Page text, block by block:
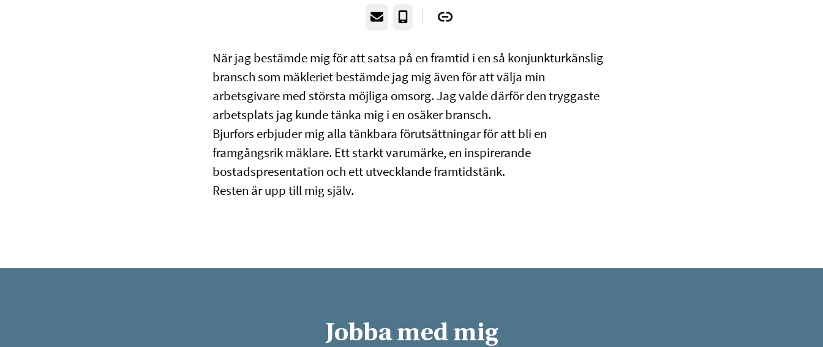
E-postTelefon
När jag bestämde mig för att satsa på en framtid i en så konjunkturkänslig
bransch som mäkleriet bestämde jag mig även för att välja min
arbetsgivare med största möjliga omsorg. Jag valde därför den tryggaste
arbetsplats jag kunde tänka mig i en osäker bransch.
Bjurfors erbjuder mig alla tänkbara förutsättningar för att bli en
framgångsrik mäklare. Ett starkt varumärke, en inspirerande
bostadspresentation och ett utvecklande framtidstänk.
Resten är upp till mig själv.
Jobba med mig